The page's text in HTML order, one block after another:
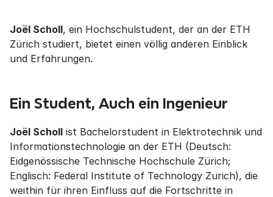
Joël Scholl, ein Hochschulstudent, der an der ETH
Zürich studiert, bietet einen völlig anderen Einblick
und Erfahrungen.
Ein Student, Auch ein Ingenieur
Joël Scholl ist Bachelorstudent in Elektrotechnik und
Informationstechnologie an der ETH (Deutsch:
Eidgenössische Technische Hochschule Zürich;
Englisch: Federal Institute of Technology Zurich), die
weithin für ihren Einfluss auf die Fortschritte in